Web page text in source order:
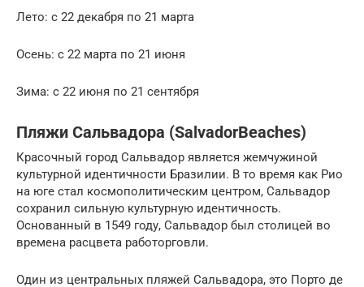
Лето: с 22 декабря по 21 марта
Осень: с 22 марта по 21 июня
Зима: с 22 июня по 21 сентября
Пляжи Сальвадора (SalvadorBeaches)
Красочный город Сальвадор является жемчужиной
культурной идентичности Бразилии. В то время как Рио
на юге стал космополитическим центром, Сальвадор
сохранил сильную культурную идентичность.
Основанный в 1549 году, Сальвадор был столицей во
времена расцвета работорговли.
Один из центральных пляжей Сальвадора, это Порто де